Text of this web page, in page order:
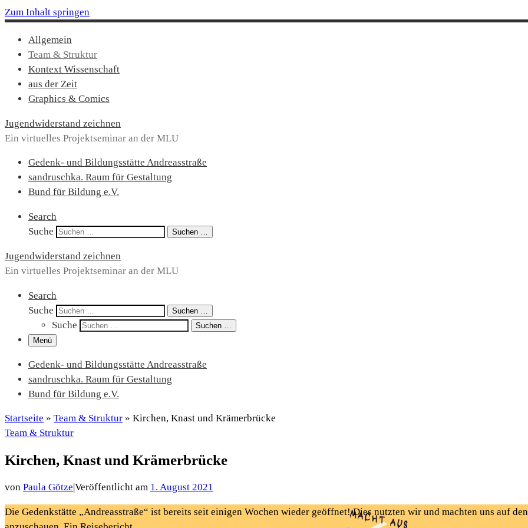
Zum Inhalt springen
Allgemein
Team & Struktur
Kontext Wissenschaft
aus der Zeit
Graphics & Comics
Jugendwiderstand zeichnen
Ein virtuelles Projektseminar an der MLU
Gedenk- und Bildungsstätte Andreasstraße
sandruschka. Raum für Gestaltung
Bund für Bildung e.V.
Search
Suche
Suchen …
Jugendwiderstand zeichnen
Ein virtuelles Projektseminar an der MLU
Search
Suche
Suchen …
Suche
Suchen …
Menü
Gedenk- und Bildungsstätte Andreasstraße
sandruschka. Raum für Gestaltung
Bund für Bildung e.V.
Startseite » Team & Struktur » Kirchen, Knast und Krämerbrücke
Team & Struktur
Kirchen, Knast und Krämerbrücke
von Paula Götze Veröffentlicht am 1. August 2021
Die Gedenkstätte „Andreasstraße“ ist bereits seit einigen Wochen wieder geöffnet! Dies nutzten wir und machten uns auf